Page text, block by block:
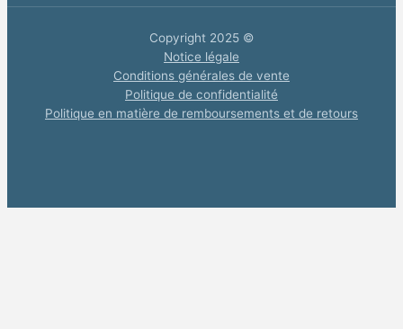
Copyright 2025 ©
Notice légale
Conditions générales de vente
Politique de confidentialité
Politique en matière de remboursements et de retours